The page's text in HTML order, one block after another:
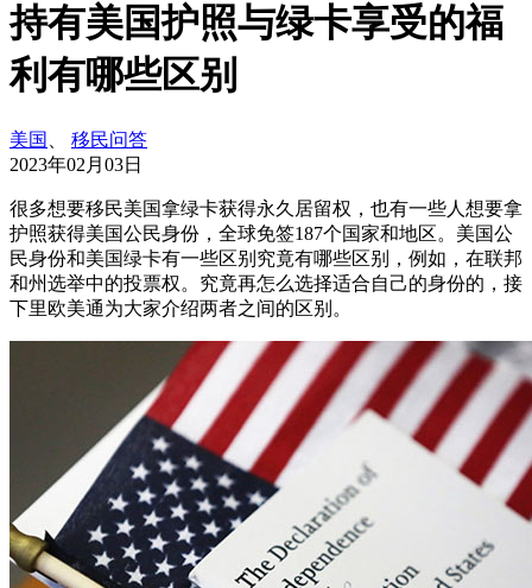
持有美国护照与绿卡享受的福
利有哪些区别
美国
移民问答
2023年02月03日
很多想要移民美国拿绿卡获得永久居留权，也有一些人想要拿
护照获得美国公民身份，全球免签187个国家和地区。美国公
民身份和美国绿卡有一些区别究竟有哪些区别，例如，在联邦
和州选举中的投票权。究竟再怎么选择适合自己的身份的，接
下里欧美通为大家介绍两者之间的区别。